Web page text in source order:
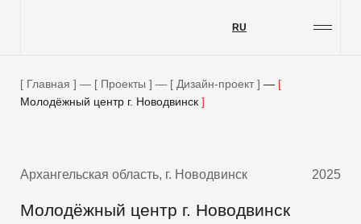
RU
Главная — Проекты — Дизайн-проект
—
Молодёжный центр г. Новодвинск
Архангельская область, г. Новодвинск 2025
Молодёжный центр г. Новодвинск
Услуги
О компании
Меценатство